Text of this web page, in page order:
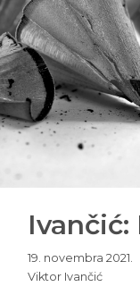
Ivančić:
19. novembra 2021.
Viktor Ivančić